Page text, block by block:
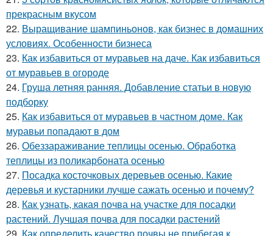
прекрасным вкусом
22. Выращивание шампиньонов, как бизнес в домашних
условиях. Особенности бизнеса
23. Как избавиться от муравьев на даче. Как избавиться
от муравьев в огороде
24. Груша летняя ранняя. Добавление статьи в новую
подборку
25. Как избавиться от муравьев в частном доме. Как
муравьи попадают в дом
26. Обеззараживание теплицы осенью. Обработка
теплицы из поликарбоната осенью
27. Посадка косточковых деревьев осенью. Какие
деревья и кустарники лучше сажать осенью и почему?
28. Как узнать, какая почва на участке для посадки
растений. Лучшая почва для посадки растений
29. Как определить качество почвы не прибегая к